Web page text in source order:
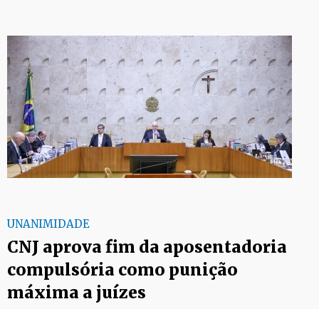
UNANIMIDADE
CNJ aprova fim da aposentadoria
compulsória como punição
máxima a juízes